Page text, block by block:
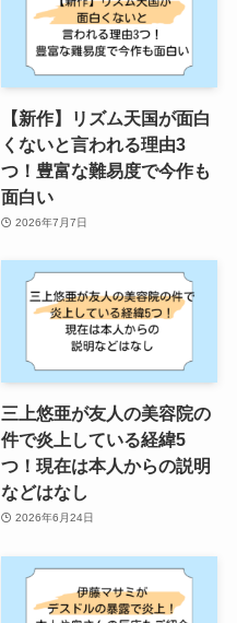
【新作】リズム天国が面白
くないと言われる理由3
つ！豊富な難易度で今作も
面白い
2026年7月7日
三上悠亜が友人の美容院の
件で炎上している経緯5
つ！現在は本人からの説明
などはなし
2026年6月24日